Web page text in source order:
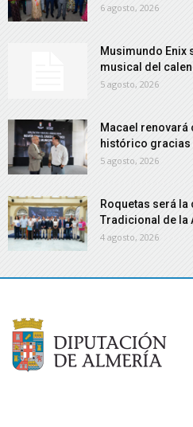
6 agosto, 2026
Musimundo
musical del
5 agosto, 2026
Macael
histórico gracias
5 agosto, 2026
Roquetas será la
Tradicional de la
4 agosto, 2026